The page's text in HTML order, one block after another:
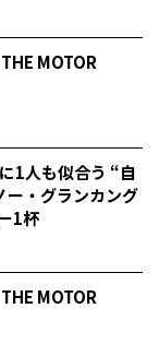
MOTOR
1人も似合う “自
ー・グランカング
1杯
MOTOR